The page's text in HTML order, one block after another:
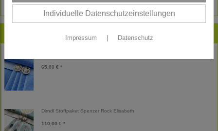
Neu im Shop
65,00 € *
Dirndl Stoffpaket Spenzer Rock Elisabeth
110,00 € *
Individuelle Datenschutzeinstellungen
Impressum Datenschutz